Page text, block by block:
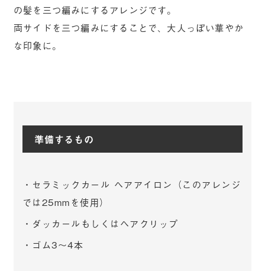
の髪を三つ編みにするアレンジです。
両サイドを三つ編みにすることで、大人っぽい華やか
な印象に。
準備するもの
・セラミックカール ヘアアイロン（このアレンジ
では25mmを使用）
・ダッカールもしくはヘアクリップ
・ゴム3〜4本